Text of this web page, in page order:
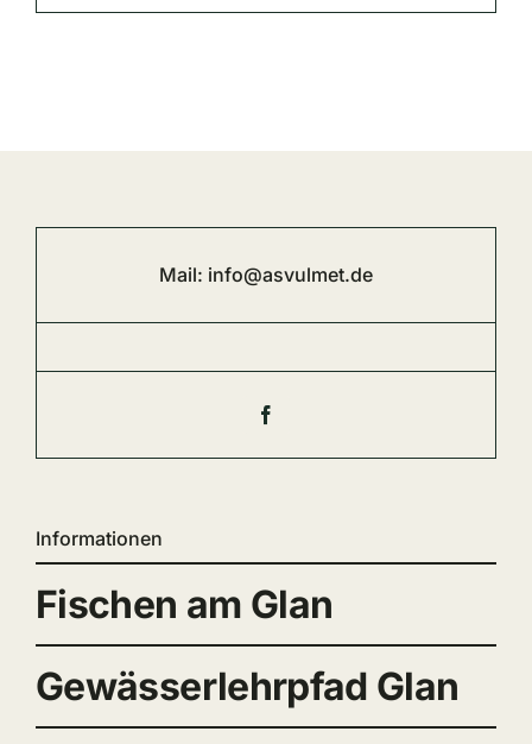
Mail: info@asvulmet.de
Informationen
Fischen am Glan
Gewässerlehrpfad Glan